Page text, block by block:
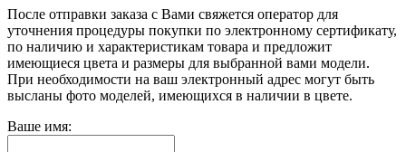
После отправки заказа с Вами свяжется оператор для
уточнения процедуры покупки по электронному сертификату,
по наличию и характеристикам товара и предложит
имеющиеся цвета и размеры для выбранной вами модели.
При необходимости на ваш электронный адрес могут быть
высланы фото моделей, имеющихся в наличии в цвете.
Ваше имя: